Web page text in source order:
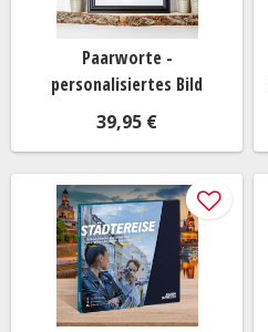
Paarworte -
personalisiertes Bild
39,95 €